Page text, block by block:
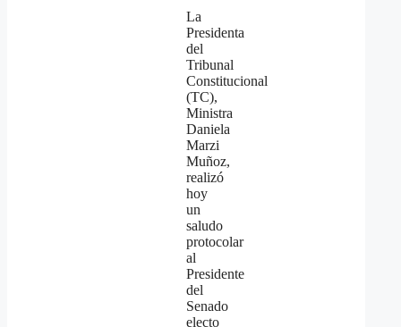
La
Presidenta
del
Tribunal
Constitucional
(TC),
Ministra
Daniela
Marzi
Muñoz,
realizó
hoy
un
saludo
protocolar
al
Presidente
del
Senado
electo